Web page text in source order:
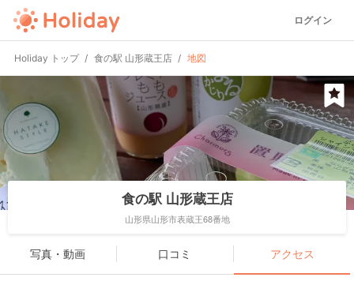
ログイン
Holiday トップ 食の駅 山形蔵王店 地図
食の駅 山形蔵王店
山形県山形市表蔵王68番地
写真・動画 口コミ アクセス